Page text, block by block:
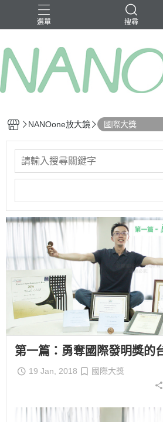
選單 搜尋
募資金額 100
NANOone放大鏡 國際大獎
第一篇：勇奪國際發明獎的
19 Jan, 2018
國際大獎